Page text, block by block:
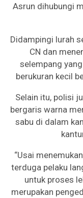
Asrun dihubungi
Didampingi lurah
CN dan
selempang
berukuran kecil
Selain itu, polisi
bergaris warna
sabu di dalam
“Usai
terduga pelaku
untuk proses
merupakan